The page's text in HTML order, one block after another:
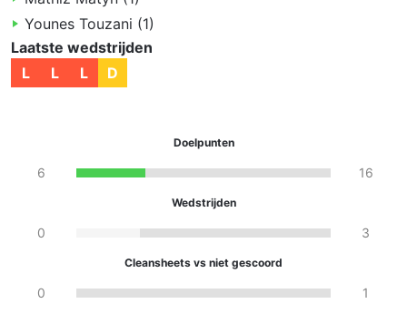
Younes Touzani (1)
Laatste wedstrijden
L
L L D
Doelpunten
6 16
Wedstrijden
0 3
Cleansheets vs niet gescoord
0 1